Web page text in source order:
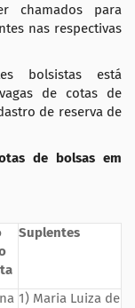
chamados para
nas respectivas
bolsistas está
de cotas de
de reserva de
de bolsas em
Suplentes
1) Maria Luiza de